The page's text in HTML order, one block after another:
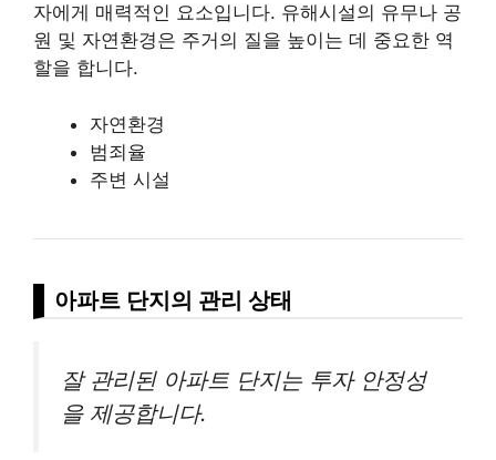
자에게 매력적인 요소입니다. 유해시설의 유무나 공
원 및 자연환경은 주거의 질을 높이는 데 중요한 역
할을 합니다.
자연환경
범죄율
주변 시설
아파트 단지의 관리 상태
잘 관리된 아파트 단지는 투자 안정성
을 제공합니다.